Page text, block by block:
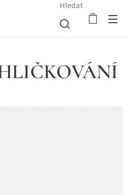
Hledat